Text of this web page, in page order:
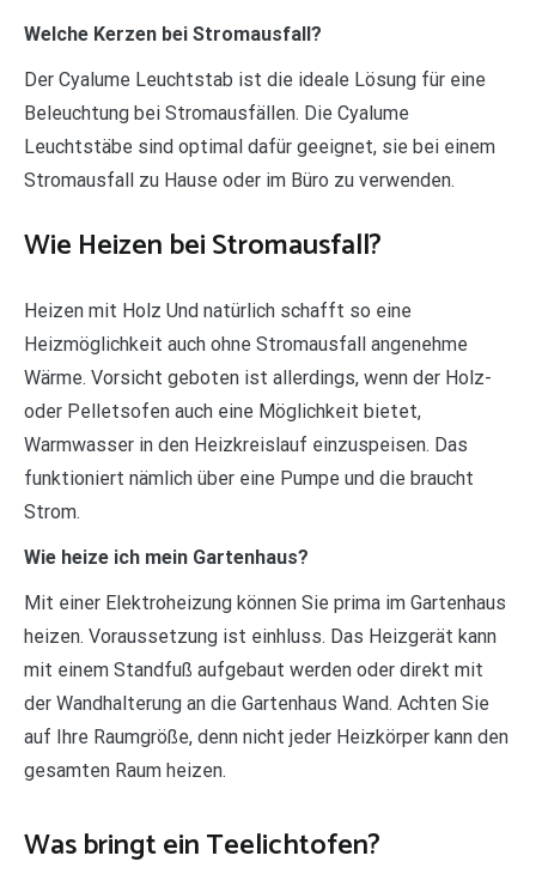
Welche Kerzen bei Stromausfall?
Der Cyalume Leuchtstab ist die ideale Lösung für eine
Beleuchtung bei Stromausfällen. Die Cyalume
Leuchtstäbe sind optimal dafür geeignet, sie bei einem
Stromausfall zu Hause oder im Büro zu verwenden.
Wie Heizen bei Stromausfall?
Heizen mit Holz Und natürlich schafft so eine
Heizmöglichkeit auch ohne Stromausfall angenehme
Wärme. Vorsicht geboten ist allerdings, wenn der Holz-
oder Pelletsofen auch eine Möglichkeit bietet,
Warmwasser in den Heizkreislauf einzuspeisen. Das
funktioniert nämlich über eine Pumpe und die braucht
Strom.
Wie heize ich mein Gartenhaus?
Mit einer Elektroheizung können Sie prima im Gartenhaus
heizen. Voraussetzung ist einhluss. Das Heizgerät kann
mit einem Standfuß aufgebaut werden oder direkt mit
der Wandhalterung an die Gartenhaus Wand. Achten Sie
auf Ihre Raumgröße, denn nicht jeder Heizkörper kann den
gesamten Raum heizen.
Was bringt ein Teelichtofen?